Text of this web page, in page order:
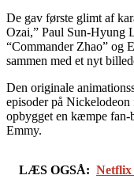
De gav første glimt af
Ozai,” Paul Sun-Hyung
“Commander Zhao” og
sammen med et nyt
Den originale
episoder på
opbygget en kæmpe fan-
Emmy.
LÆS OGSÅ: Netflix